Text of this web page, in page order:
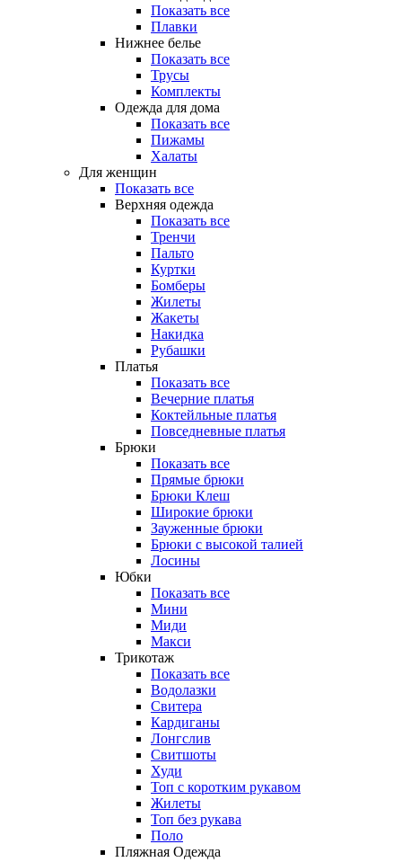
Показать все
Плавки
Нижнее белье
Показать все
Трусы
Комплекты
Одежда для дома
Показать все
Пижамы
Халаты
Для женщин
Показать все
Верхняя одежда
Показать все
Тренчи
Пальто
Куртки
Бомберы
Жилеты
Жакеты
Накидка
Рубашки
Платья
Показать все
Вечерние платья
Коктейльные платья
Повседневные платья
Брюки
Показать все
Прямые брюки
Брюки Клеш
Широкие брюки
Зауженные брюки
Брюки с высокой талией
Лосины
Юбки
Показать все
Мини
Миди
Макси
Трикотаж
Показать все
Водолазки
Свитера
Кардиганы
Лонгслив
Свитшоты
Худи
Топ с коротким рукавом
Жилеты
Топ без рукава
Поло
Пляжная Одежда